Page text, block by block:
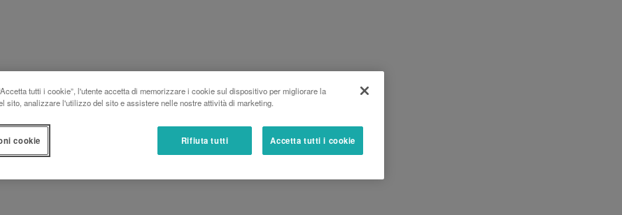
tutti i cookie”, l'utente accetta di memorizzare i cookie sul dispositivo per migliorare la
sito, analizzare l'utilizzo del sito e assistere nelle nostre attività di marketing.
Rifiuta tutti Accetta tutti i cookie
cookie